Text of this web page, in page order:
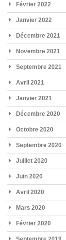
Février 2022
Janvier 2022
Décembre 2021
Novembre 2021
Septembre 2021
Avril 2021
Janvier 2021
Décembre 2020
Octobre 2020
Septembre 2020
Juillet 2020
Juin 2020
Avril 2020
Mars 2020
Février 2020